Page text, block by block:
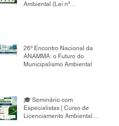
Ambiental (Lei nº
26º Encontro Nacional da
ANAMMA: o Futuro do
Municipalismo Ambiental
🎓 Seminário com
Especialistas | Curso de
Licenciamento Ambiental